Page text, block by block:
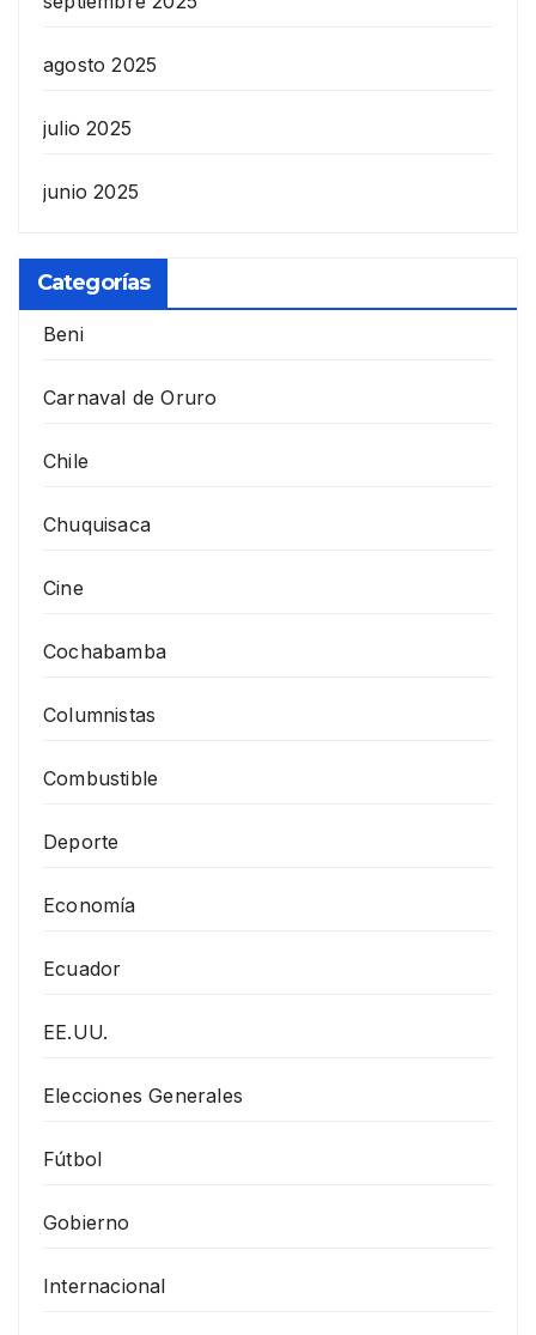
agosto 2025
julio 2025
junio 2025
Categorías
Beni
Carnaval de Oruro
Chile
Chuquisaca
Cine
Cochabamba
Columnistas
Combustible
Deporte
Economía
Ecuador
EE.UU.
Elecciones Generales
Fútbol
Gobierno
Internacional